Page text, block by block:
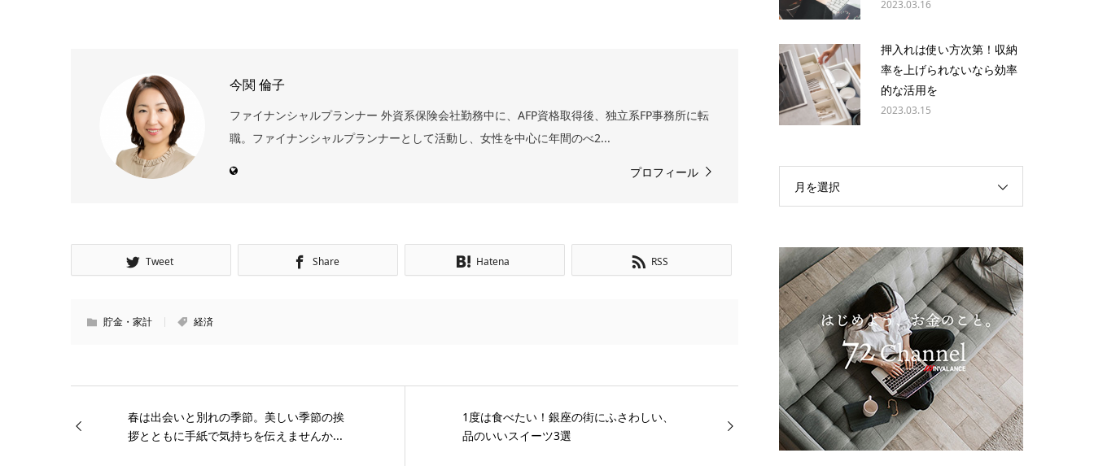
今関 倫子
ファイナンシャルプランナー 外資系保険会社勤務中に、AFP資格取得後、独立系FP事務所に転
職。ファイナンシャルプランナーとして活動し、女性を中心に年間のべ2...
プロフィール
Tweet Share Hatena RSS
貯金・家計 経済
春は出会いと別れの季節。美しい季節の挨
拶とともに手紙で気持ちを伝えませんか...
1度は食べたい！銀座の街にふさわしい、
品のいいスイーツ3選
2023.03.16
押入れは使い方次第！収納
率を上げられないなら効率
的な活用を
2023.03.15
月を選択